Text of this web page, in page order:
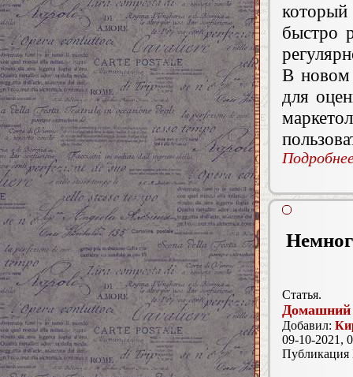
быстро
В новом
для
Статья.
Домашний
Добавил:
09-10-2021,